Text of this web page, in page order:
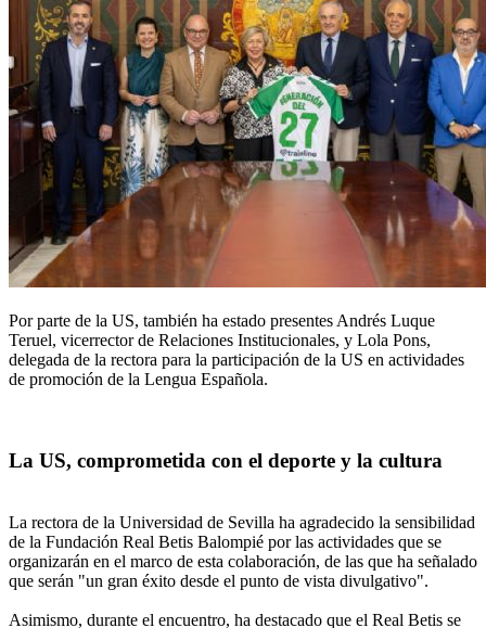
Por parte de la US, también ha estado presentes Andrés Luque
Teruel, vicerrector de Relaciones Institucionales, y Lola Pons,
delegada de la rectora para la participación de la US en actividades
de promoción de la Lengua Española.
La US, comprometida con el deporte y la cultura
La rectora de la Universidad de Sevilla ha agradecido la sensibilidad
de la Fundación Real Betis Balompié por las actividades que se
organizarán en el marco de esta colaboración, de las que ha señalado
que serán "un gran éxito desde el punto de vista divulgativo".
Asimismo, durante el encuentro, ha destacado que el Real Betis se